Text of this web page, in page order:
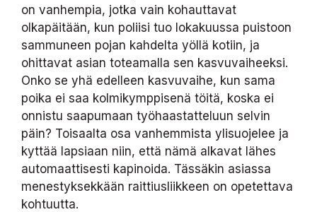
on vanhempia, jotka vain kohauttavat
olkapäitään, kun poliisi tuo lokakuussa puistoon
sammuneen pojan kahdelta yöllä kotiin, ja
ohittavat asian toteamalla sen kasvuvaiheeksi.
Onko se yhä edelleen kasvuvaihe, kun sama
poika ei saa kolmikymppisenä töitä, koska ei
onnistu saapumaan työhaastatteluun selvin
päin? Toisaalta osa vanhemmista ylisuojelee ja
kyttää lapsiaan niin, että nämä alkavat lähes
automaattisesti kapinoida. Tässäkin asiassa
menestyksekkään raittiusliikkeen on opetettava
kohtuutta.